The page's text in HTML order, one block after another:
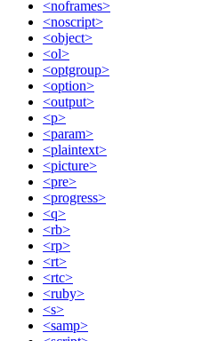
<noframes>
<noscript>
<object>
<ol>
<optgroup>
<option>
<output>
<p>
<param>
<plaintext>
<picture>
<pre>
<progress>
<q>
<rb>
<rp>
<rt>
<rtc>
<ruby>
<s>
<samp>